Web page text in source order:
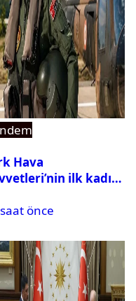
Hava
ilk kadın
hakkında
çıktı
önce